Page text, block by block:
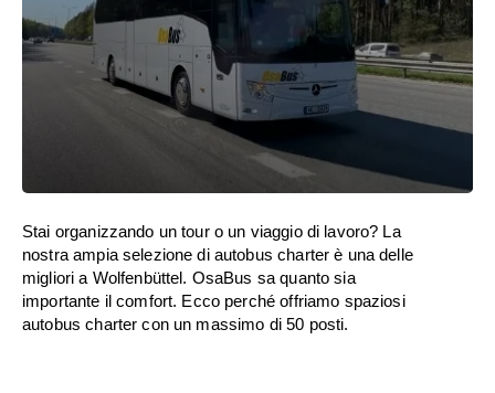
Stai organizzando un tour o un viaggio di lavoro? La
nostra ampia selezione di autobus charter è una delle
migliori a Wolfenbüttel. OsaBus sa quanto sia
importante il comfort. Ecco perché offriamo spaziosi
autobus charter con un massimo di 50 posti.